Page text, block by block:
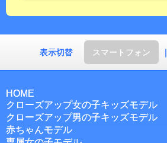
表示切替 スマートフォン ｜
HOME
クローズアップ女の子キッズモデル
クローズアップ男の子キッズモデル
赤ちゃんモデル